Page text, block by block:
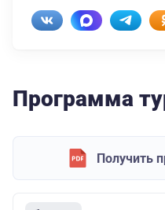
Программа
Получить